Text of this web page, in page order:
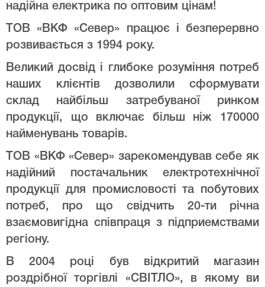
надійна електрика по оптовим цінам!
ТОВ «ВКФ «Север» працює і безперервно
розвивається з 1994 року.
Великий досвід і глибоке розуміння потреб
наших клієнтів дозволили сформувати
склад найбільш затребуваної ринком
продукції, що включає більш ніж 170000
найменувань товарів.
ТОВ «ВКФ «Север» зарекомендував себе як
надійний постачальник електротехнічної
продукції для промисловості та побутових
потреб, про що свідчить 20-ти річна
взаємовигідна співпраця з підприемствами
регіону.
В 2004 році був відкритий магазин
роздрібної торгівлі «СВІТЛО», в якому ви